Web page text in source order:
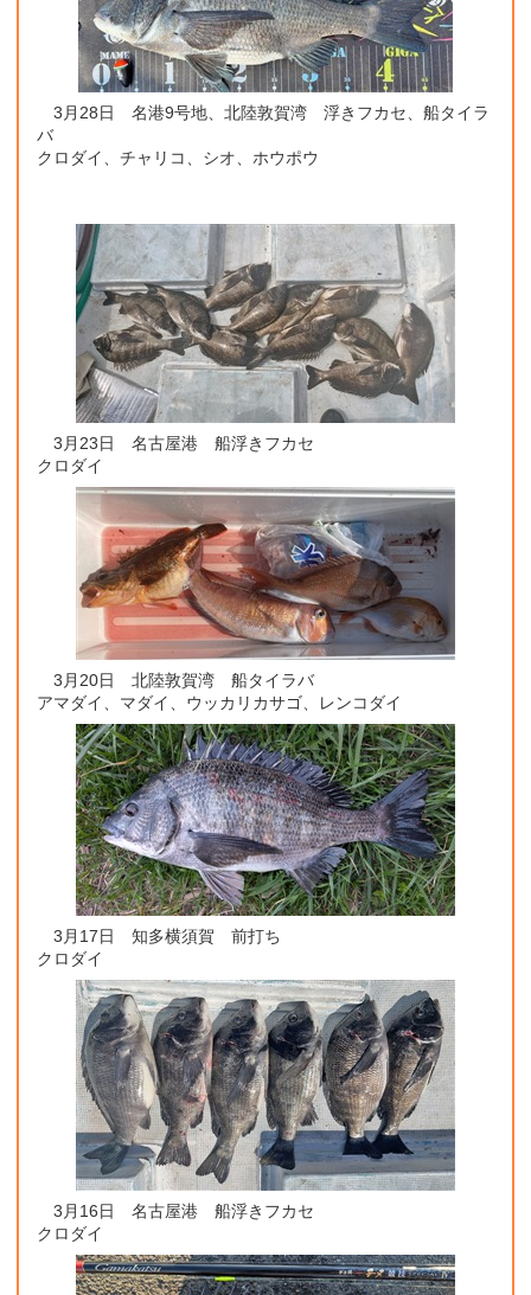
3月28日 名港9号地、北陸敦賀湾 浮きフカセ、船タイラ
バ
クロダイ、チャリコ、シオ、ホウポウ
3月23日 名古屋港 船浮きフカセ
クロダイ
3月20日 北陸敦賀湾 船タイラバ
アマダイ、マダイ、ウッカリカサゴ、レンコダイ
3月17日 知多横須賀 前打ち
クロダイ
3月16日 名古屋港 船浮きフカセ
クロダイ